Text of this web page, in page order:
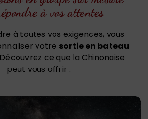
à vos attentes
à toutes vos exigences, vous
votre sortie en bateau
ce que la Chinonaise
peut vous offrir :